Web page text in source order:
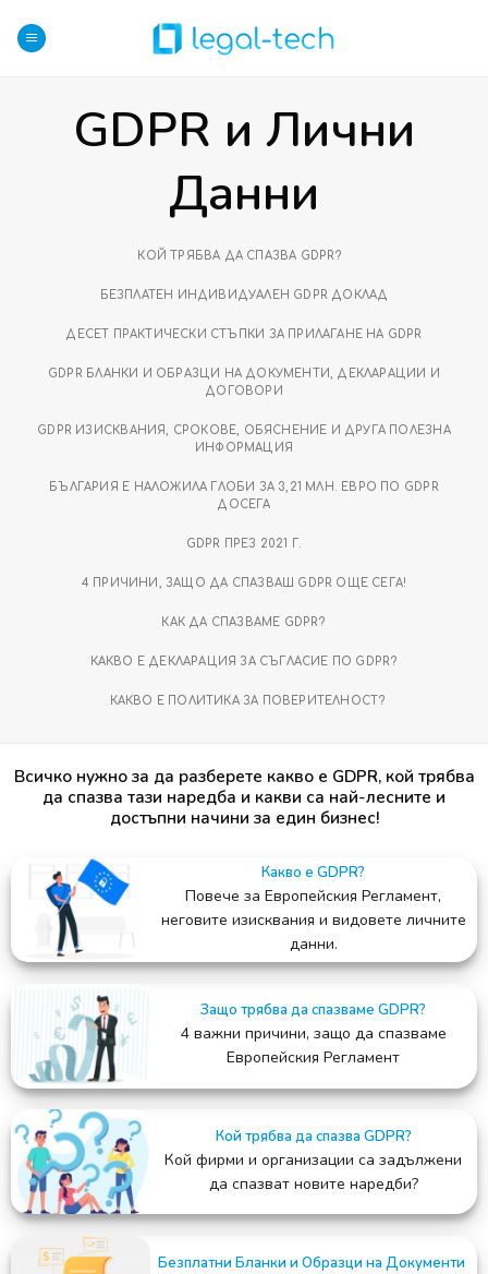
content
GDPR и Лични
Данни
КОЙ ТРЯБВА ДА СПАЗВА GDPR?
БЕЗПЛАТЕН ИНДИВИДУАЛЕН GDPR ДОКЛАД
ДЕСЕТ ПРАКТИЧЕСКИ СТЪПКИ ЗА ПРИЛАГАНЕ НА GDPR
GDPR БЛАНКИ И ОБРАЗЦИ НА ДОКУМЕНТИ, ДЕКЛАРАЦИИ И
ДОГОВОРИ
GDPR ИЗИСКВАНИЯ, СРОКОВЕ, ОБЯСНЕНИЕ И ДРУГА ПОЛЕЗНА
ИНФОРМАЦИЯ
БЪЛГАРИЯ Е НАЛОЖИЛА ГЛОБИ ЗА 3,21 МЛН. ЕВРО ПО GDPR
ДОСЕГА
GDPR ПРЕЗ 2021 Г.
4 ПРИЧИНИ, ЗАЩО ДА СПАЗВАШ GDPR ОЩЕ СЕГА!
КАК ДА СПАЗВАМЕ GDPR?
КАКВО Е ДЕКЛАРАЦИЯ ЗА СЪГЛАСИЕ ПО GDPR?
КАКВО Е ПОЛИТИКА ЗА ПОВЕРИТЕЛНОСТ?
Всичко нужно за да разберете какво е GDPR, кой трябва
да спазва тази наредба и какви са най-лесните и
достъпни начини за един бизнес!
Какво е GDPR?
Повече за Европейския Регламент,
неговите изисквания и видовете личните
данни.
Защо трябва да спазваме GDPR?
4 важни причини, защо да спазваме
Европейския Регламент
Кой трябва да спазва GDPR?
Кой фирми и организации са задължени
да спазват новите наредби?
Безплатни Бланки и Образци на Документи